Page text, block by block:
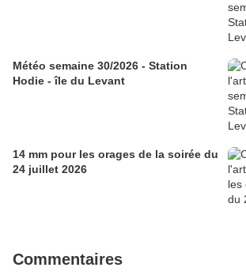
Météo semaine 30/2026 - Station
Hodie - île du Levant
14 mm pour les orages de la soirée du
24 juillet 2026
Commentaires